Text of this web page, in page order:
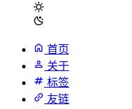
首页
关于
标签
友链